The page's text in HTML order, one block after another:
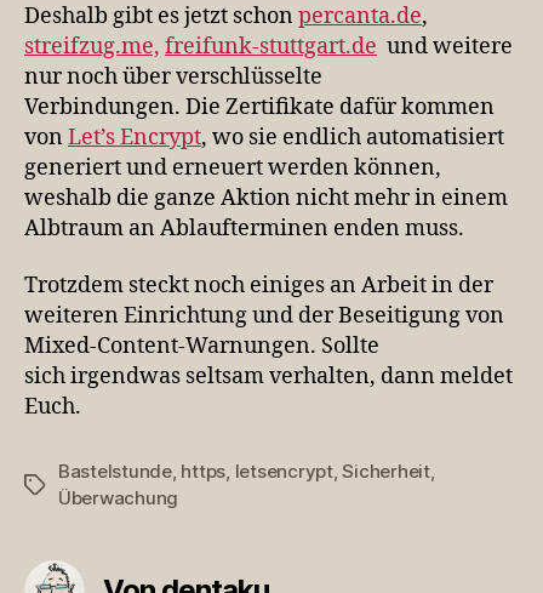
Deshalb gibt es jetzt schon percanta.de,
streifzug.me, freifunk-stuttgart.de und weitere
nur noch über verschlüsselte
Verbindungen. Die Zertifikate dafür kommen
von Let’s Encrypt, wo sie endlich automatisiert
generiert und erneuert werden können,
weshalb die ganze Aktion nicht mehr in einem
Albtraum an Ablaufterminen enden muss.
Trotzdem steckt noch einiges an Arbeit in der
weiteren Einrichtung und der Beseitigung von
Mixed-Content-Warnungen. Sollte
sich irgendwas seltsam verhalten, dann meldet
Euch.
Schlagwörter
Bastelstunde, https, letsencrypt,Sicherheit,
Überwachung